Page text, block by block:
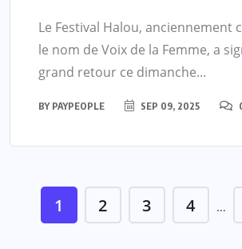
Le Festival Halou, anciennement
le nom de Voix de la Femme, a
grand retour ce dimanche...
BY PAYPEOPLE SEP 09, 2025
1 2 3 4 …